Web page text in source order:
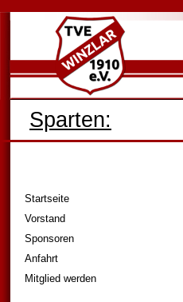
Sparten:
Startseite
Vorstand
Sponsoren
Anfahrt
Mitglied werden